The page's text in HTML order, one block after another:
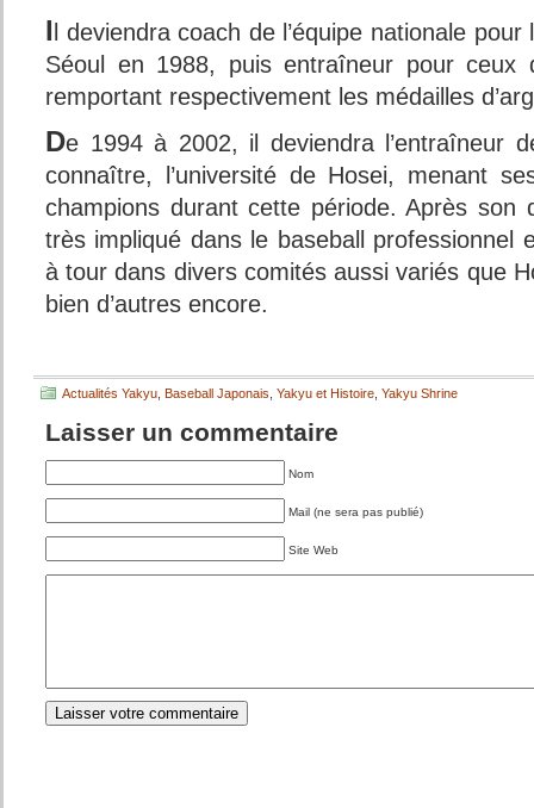
I l deviendra coach de l’équipe nationale
Séoul en 1988, puis entraîneur pour ceux
remportant respectivement les médailles
De 1994 à 2002, il deviendra l’entraîneur
connaître, l’université de Hosei, menant
champions durant cette période. Après son
très impliqué dans le baseball professionnel
à tour dans divers comités aussi variés que
bien d’autres encore.
Actualités Yakyu Baseball Japonais Yakyu et Histoire Yakyu Shrine
Laisser un commentaire
Nom
Mail (ne sera pas publié)
Site Web